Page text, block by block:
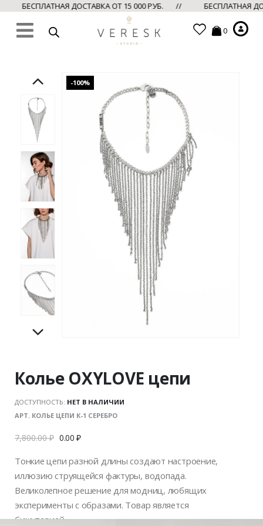
БЕСПЛАТНАЯ ДОСТАВКА ОТ 15 000 РУБ. // БЕСПЛАТНАЯ
0
-100%
Колье OXYLOVE цепи
ДОСТУПНОСТЬ: НЕТ В НАЛИЧИИ
АРТ. КОЛЬЕ ЦЕПИ К-1 СЕРЕБРО
7,800.00₽ 0.00₽
Тонкие цепи разной длины создают настроение,
иллюзию струящейся фактуры, водопада.
Великолепное решение для модниц, любящих
эксперименты с образами. Товар является
бижутерией.